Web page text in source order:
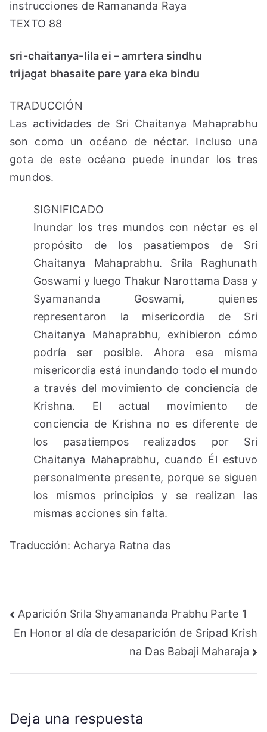
instrucciones de Ramananda Raya
TEXTO 88
sri-chaitanya-lila ei – amrtera sindhu
trijagat bhasaite pare yara eka bindu
TRADUCCIÓN
Las actividades de Sri Chaitanya Mahaprabhu
son como un océano de néctar. Incluso una
gota de este océano puede inundar los tres
mundos.
SIGNIFICADO
Inundar los tres mundos con néctar es el
propósito de los pasatiempos de Sri
Chaitanya Mahaprabhu. Srila Raghunath
Goswami y luego Thakur Narottama Dasa y
Syamananda Goswami, quienes
representaron la misericordia de Sri
Chaitanya Mahaprabhu, exhibieron cómo
podría ser posible. Ahora esa misma
misericordia está inundando todo el mundo
a través del movimiento de conciencia de
Krishna. El actual movimiento de
conciencia de Krishna no es diferente de
los pasatiempos realizados por Sri
Chaitanya Mahaprabhu, cuando Él estuvo
personalmente presente, porque se siguen
los mismos principios y se realizan las
mismas acciones sin falta.
Traducción: Acharya Ratna das
Navegación
de
Aparición Srila Shyamananda Prabhu Parte 1
En Honor al día de desaparición de Sripad Krish
na Das Babaji Maharaja
Deja una respuesta